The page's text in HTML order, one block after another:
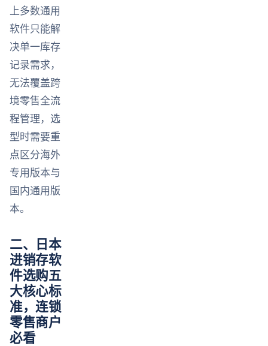
上多数通用
软件只能解
决单一库存
记录需求，
无法覆盖跨
境零售全流
程管理，选
型时需要重
点区分海外
专用版本与
国内通用版
本。
二、日本
进销存软
件选购五
大核心标
准，连锁
零售商户
必看